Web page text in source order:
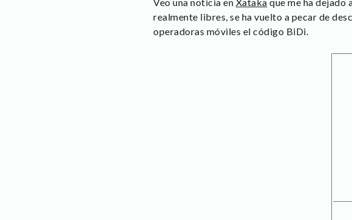
realmente libres, se ha vuelto a pecar de
operadoras móviles el código BiDi.